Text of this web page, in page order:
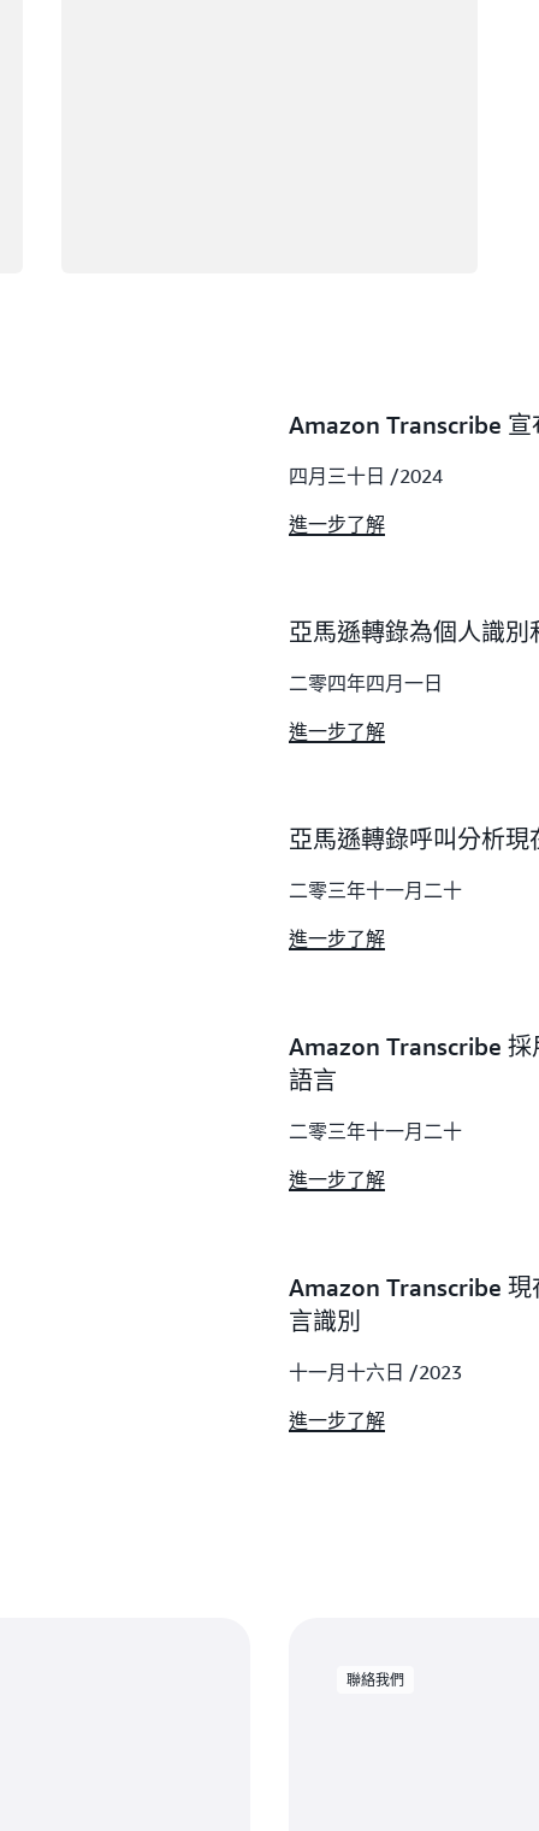
Amazon Transcribe
四月三十日 /2024
進一步了解
亞馬遜轉錄為個人識
二零四年四月一日
進一步了解
亞馬遜轉錄呼叫分析
二零三年十一月二十
進一步了解
Amazon Transcribe
語言
二零三年十一月二十
進一步了解
Amazon Transcribe
言識別
十一月十六日 /2023
進一步了解
聯絡我們